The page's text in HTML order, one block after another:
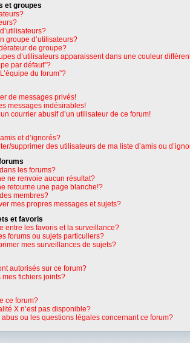
et groupes
groupe d’utilisateurs?
de groupe?
d’utilisateurs apparaissent dans une couleur
par défaut”?
du forum”?
de messages privés!
messages indésirables!
courrier abusif d’un utilisateur de ce forum!
et d’ignorés?
supprimer des utilisateurs de ma liste d’amis ou
les forums?
ne renvoie aucun résultat?
retourne une page blanche!?
membres?
mes propres messages et sujets?
et favoris
entre les favoris et la surveillance?
forums ou sujets particuliers?
mes surveillances de sujets?
autorisés sur ce forum?
mes fichiers joints?
ce forum?
X n’est pas disponible?
ou les questions légales concernant ce forum?